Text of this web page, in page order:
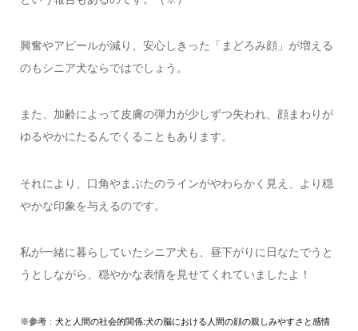
興奮やアピールが減り、安心しきった「まどろみ顔」が増える
のもシニア犬ならではでしょう。
また、加齢によって皮膚の弾力が少しずつ失われ、顔まわりが
ゆるやかにたるんでくることもあります。
それにより、口角やまぶたのラインがやわらかく見え、より穏
やかな印象を与えるのです。
私が一緒に暮らしていたシニア犬も、昼下がりに日なたでうと
うとしながら、穏やかな表情を見せてくれていましたよ！
※参考： 犬と人間の社会的関係:犬の脳における人間の顔の親しみやすさと感情